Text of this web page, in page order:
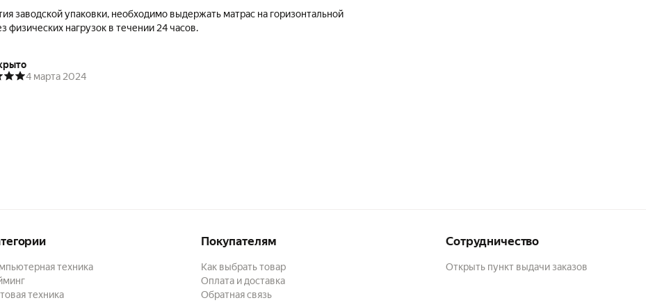
заводской упаковки, необходимо выдержать матрас на горизонтальной
физических нагрузок в течении 24 часов.
4 марта 2024
техника
техника
Покупателям
Как выбрать товар
Оплата и доставка
Обратная связь
Сотрудничество
Открыть пункт выдачи заказов